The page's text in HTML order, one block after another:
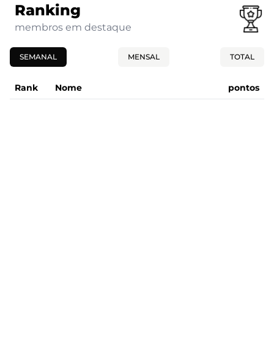
Ranking
membros em destaque
SEMANAL MENSAL TOTAL
Rank Nome pontos